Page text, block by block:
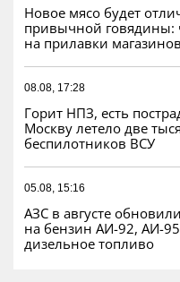
Новое мясо будет
привычной говядины:
на прилавки магазинов
08.08, 17:28
Горит НПЗ, есть
Москву летело две
беспилотников ВСУ
05.08, 15:16
АЗС в августе
на бензин АИ-92, АИ-
дизельное топливо